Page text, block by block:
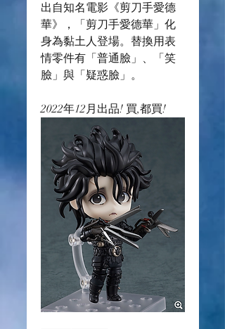
出自知名電影《剪刀手愛德
華》，「剪刀手愛德華」化
身為黏土人登場。替換用表
情零件有「普通臉」、「笑
臉」與「疑惑臉」。
2022年12月出品! 買,都買!